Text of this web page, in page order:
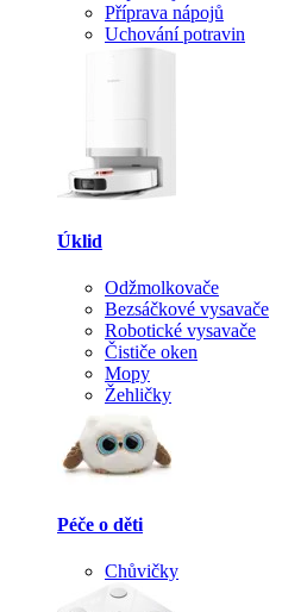
Příprava nápojů
Uchování potravin
Úklid
Odžmolkovače
Bezsáčkové vysavače
Robotické vysavače
Čističe oken
Mopy
Žehličky
Péče o děti
Chůvičky